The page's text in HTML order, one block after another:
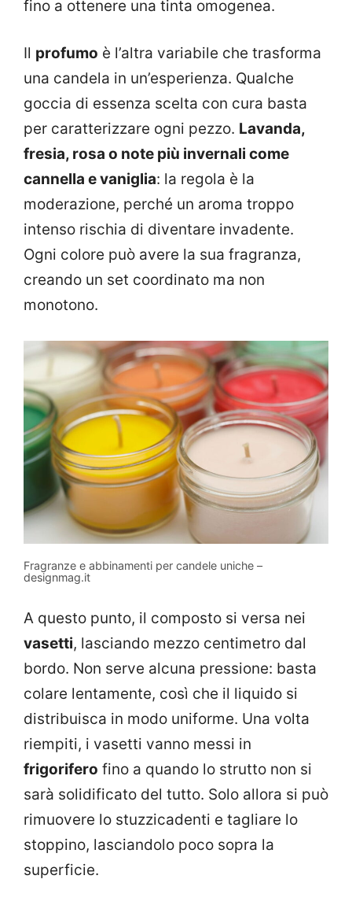
fino a ottenere una tinta omogenea.
Il profumo è l’altra variabile che trasforma
una candela in un’esperienza. Qualche
goccia di essenza scelta con cura basta
per caratterizzare ogni pezzo. Lavanda,
fresia, rosa o note più invernali come
cannella e vaniglia: la regola è la
moderazione, perché un aroma troppo
intenso rischia di diventare invadente.
Ogni colore può avere la sua fragranza,
creando un set coordinato ma non
monotono.
Fragranze e abbinamenti per candele uniche –
designmag.it
A questo punto, il composto si versa nei
vasetti, lasciando mezzo centimetro dal
bordo. Non serve alcuna pressione: basta
colare lentamente, così che il liquido si
distribuisca in modo uniforme. Una volta
riempiti, i vasetti vanno messi in
frigorifero fino a quando lo strutto non si
sarà solidificato del tutto. Solo allora si può
rimuovere lo stuzzicadenti e tagliare lo
stoppino, lasciandolo poco sopra la
superficie.